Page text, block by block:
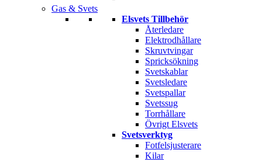
Gas & Svets
Elsvets Tillbehör
Återledare
Elektrodhållare
Skruvtvingar
Spricksökning
Svetskablar
Svetsledare
Svetspallar
Svetssug
Torrhållare
Övrigt Elsvets
Svetsverktyg
Fotfelsjusterare
Kilar